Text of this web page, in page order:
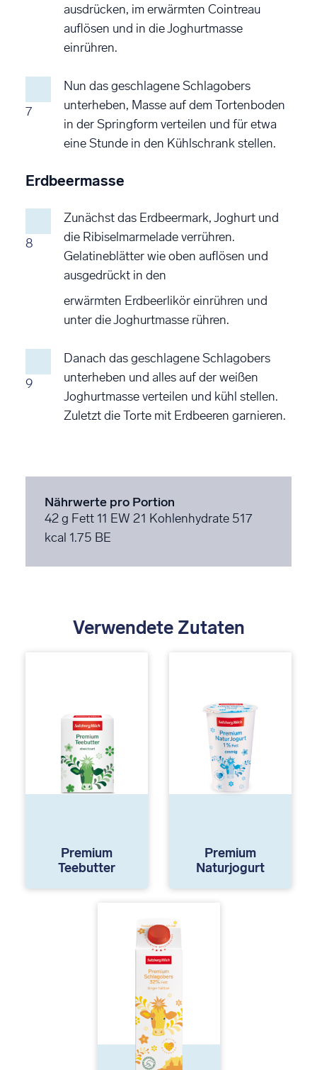
ausdrücken, im erwärmten Cointreau
auflösen und in die Joghurtmasse
einrühren.
7
Nun das geschlagene Schlagobers
unterheben, Masse auf dem Tortenboden
in der Springform verteilen und für etwa
eine Stunde in den Kühlschrank stellen.
Erdbeermasse
8
Zunächst das Erdbeermark, Joghurt und
die Ribiselmarmelade verrühren.
Gelatineblätter wie oben auflösen und
ausgedrückt in den
erwärmten Erdbeerlikör einrühren und
unter die Joghurtmasse rühren.
9
Danach das geschlagene Schlagobers
unterheben und alles auf der weißen
Joghurtmasse verteilen und kühl stellen.
Zuletzt die Torte mit Erdbeeren garnieren.
Nährwerte pro Portion
42 g Fett 11 EW 21 Kohlenhydrate 517
kcal 1.75 BE
Verwendete Zutaten
Premium
Teebutter
Premium
Naturjogurt